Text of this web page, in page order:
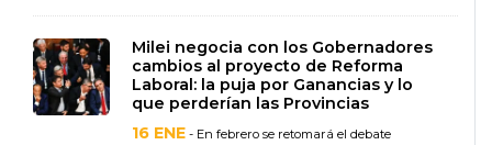
Milei negocia con los Gobernadores
cambios al proyecto de Reforma
Laboral: la puja por Ganancias y lo
que perderían las Provincias
16 ENE - En febrero se retomará el debate